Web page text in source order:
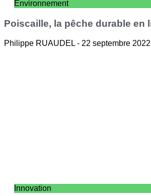
Environnement
Poiscaille, la pêche durable en
Philippe RUAUDEL 22 septembre 2022
Innovation